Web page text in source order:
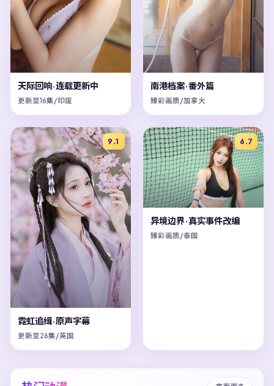
天际回响·连载更新中
更新至16集/印度
南港档案·番外篇
臻彩画质/加拿大
9.1
霓虹追缉·原声字幕
更新至26集/英国
6.7
异境边界·真实事件改编
臻彩画质/泰国